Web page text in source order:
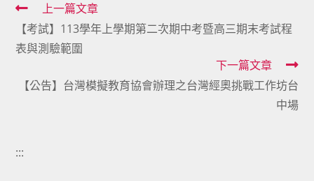
Read
more
articles
上一篇文章
【考試】113學年上學期第二次期中考暨高三期末考試程
表與測驗範圍
下一篇文章
【公告】台灣模擬教育協會辦理之台灣經奧挑戰工作坊台
中場
:::